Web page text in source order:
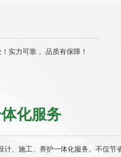
实力可靠， 品质有保障！
化服务
计、施工、养护一体化服务。不仅节